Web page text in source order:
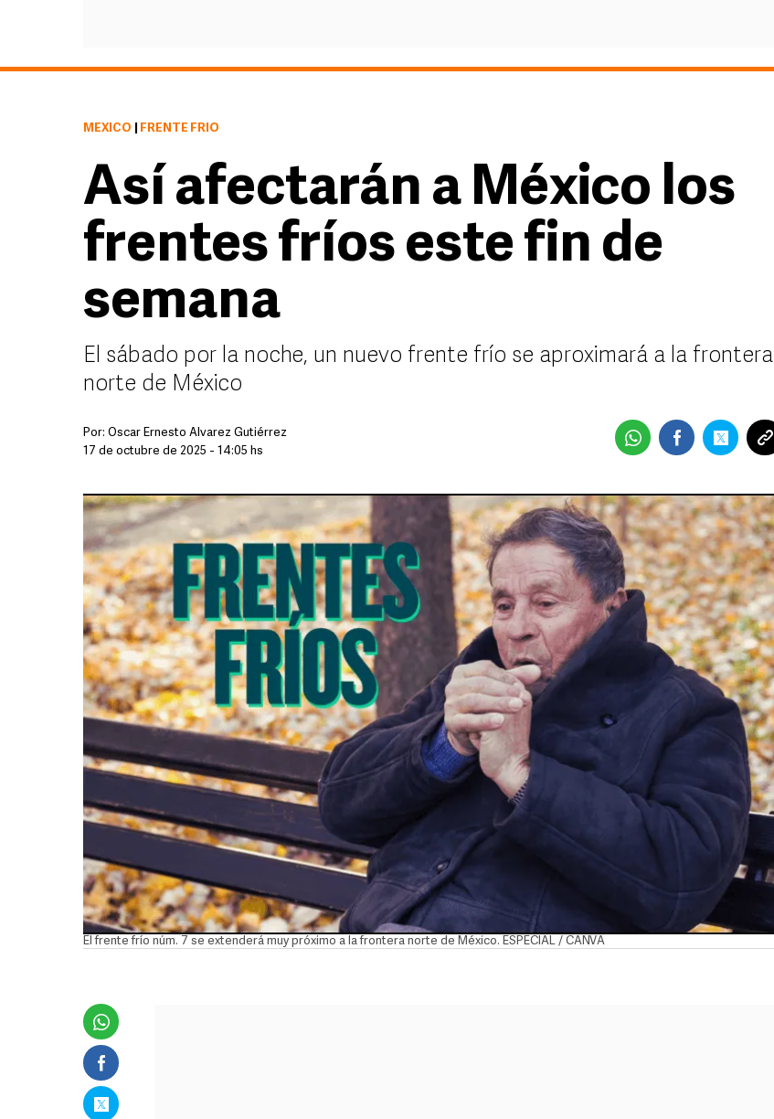
MÉXICO FRENTE FRÍO
Así afectarán a México los
frentes fríos este fin de
semana
El sábado por la noche, un nuevo frente frío se aproximará a la frontera
norte de México
Por: Óscar Ernesto Álvarez Gutiérrez
17 de octubre de 2025 - 14:05 hs
El frente frío núm. 7 se extenderá muy próximo a la frontera norte de México. ESPECIAL / CANVA